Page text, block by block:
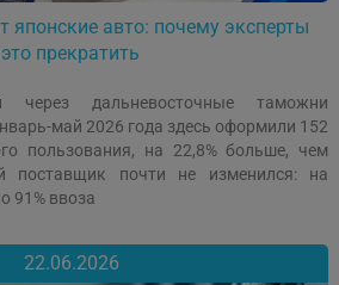
японские авто: почему эксперты
прекратить
через дальневосточные таможни
май 2026 года здесь оформили 152
пользования, на 22,8% больше, чем
поставщик почти не изменился: на
91% ввоза
22.06.2026